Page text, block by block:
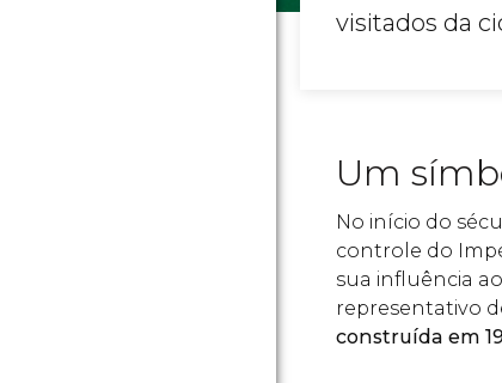
visitados da
Um
No início do
controle do
sua influência
representativo
construída em